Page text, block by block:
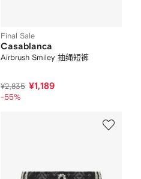
Final Sale
Casablanca
Airbrush Smiley 抽绳短裤
¥2,835 ¥1,189
-55%